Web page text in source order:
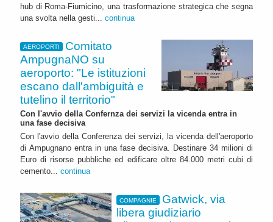
hub di Roma-Fiumicino, una trasformazione strategica che segna
una svolta nella gesti... continua
AEROPORTI
Comitato
AmpugnaNO su
aeroporto: "Le istituzioni
escano dall'ambiguità e
tutelino il territorio"
Con l'avvio della Confernza dei servizi la vicenda entra in
una fase decisiva
Con l'avvio della Conferenza dei servizi, la vicenda dell'aeroporto
di Ampugnano entra in una fase decisiva. Destinare 34 milioni di
Euro di risorse pubbliche ed edificare oltre 84.000 metri cubi di
cemento... continua
COMPAGNIE
Gatwick, via
libera giudiziario